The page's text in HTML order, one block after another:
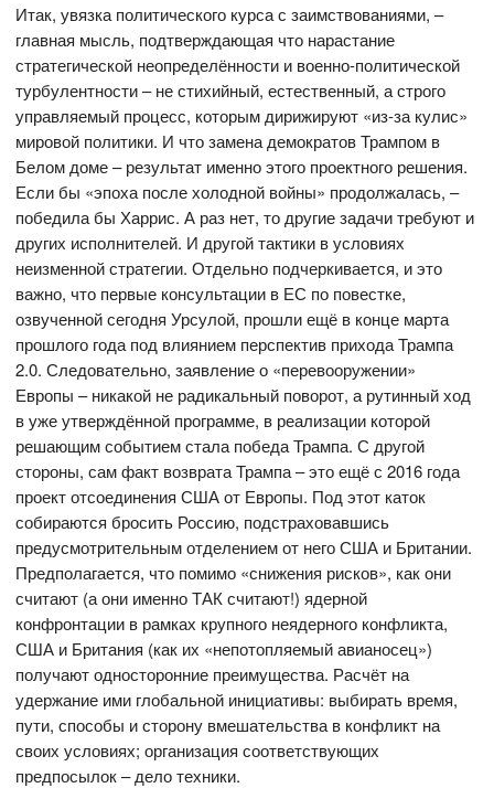
Итак, увязка политического курса с заимствованиями, –
главная мысль, подтверждающая что нарастание
стратегической неопределённости и военно-политической
турбулентности – не стихийный, естественный, а строго
управляемый процесс, которым дирижируют «из-за кулис»
мировой политики. И что замена демократов Трампом в
Белом доме – результат именно этого проектного решения.
Если бы «эпоха после холодной войны» продолжалась, –
победила бы Харрис. А раз нет, то другие задачи требуют и
других исполнителей. И другой тактики в условиях
неизменной стратегии. Отдельно подчеркивается, и это
важно, что первые консультации в ЕС по повестке,
озвученной сегодня Урсулой, прошли ещё в конце марта
прошлого года под влиянием перспектив прихода Трампа
2.0. Следовательно, заявление о «перевооружении»
Европы – никакой не радикальный поворот, а рутинный ход
в уже утверждённой программе, в реализации которой
решающим событием стала победа Трампа. С другой
стороны, сам факт возврата Трампа – это ещё с 2016 года
проект отсоединения США от Европы. Под этот каток
собираются бросить Россию, подстраховавшись
предусмотрительным отделением от него США и Британии.
Предполагается, что помимо «снижения рисков», как они
считают (а они именно ТАК считают!) ядерной
конфронтации в рамках крупного неядерного конфликта,
США и Британия (как их «непотопляемый авианосец»)
получают односторонние преимущества. Расчёт на
удержание ими глобальной инициативы: выбирать время,
пути, способы и сторону вмешательства в конфликт на
своих условиях; организация соответствующих
предпосылок – дело техники.